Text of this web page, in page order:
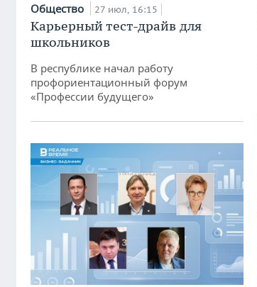
Общество 27 июл, 16:15
Карьерный тест-драйв для
школьников
В республике начал работу
профориентационный форум
«Профессии будущего»